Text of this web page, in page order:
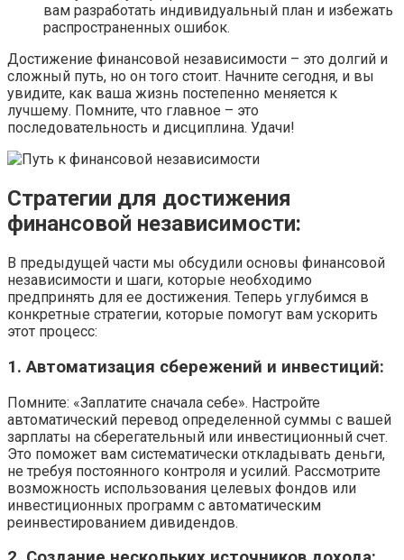
вам разработать индивидуальный план и избежать
распространенных ошибок.
Достижение финансовой независимости – это долгий и
сложный путь, но он того стоит. Начните сегодня, и вы
увидите, как ваша жизнь постепенно меняется к
лучшему. Помните, что главное – это
последовательность и дисциплина. Удачи!
Стратегии для достижения
финансовой независимости:
В предыдущей части мы обсудили основы финансовой
независимости и шаги, которые необходимо
предпринять для ее достижения. Теперь углубимся в
конкретные стратегии, которые помогут вам ускорить
этот процесс:
1. Автоматизация сбережений и инвестиций:
Помните: «Заплатите сначала себе». Настройте
автоматический перевод определенной суммы с вашей
зарплаты на сберегательный или инвестиционный счет.
Это поможет вам систематически откладывать деньги,
не требуя постоянного контроля и усилий. Рассмотрите
возможность использования целевых фондов или
инвестиционных программ с автоматическим
реинвестированием дивидендов.